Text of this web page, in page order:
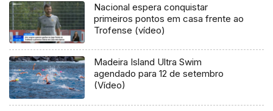
Nacional espera conquistar
primeiros pontos em casa frente ao
Trofense (vídeo)
Madeira Island Ultra Swim
agendado para 12 de setembro
(Vídeo)